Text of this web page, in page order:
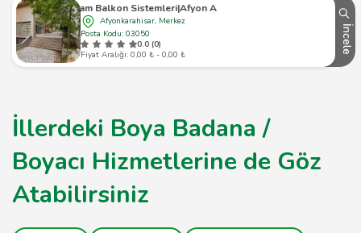
Cam Balkon Sistemleri|Afyon Alüminyum Doğrama | Afyon Alüminyum
Afyonkarahisar, Merkez
Posta Kodu: 03050
0.0 (0)
Fiyat Aralığı: 0,00 ₺ - 0,00 ₺
İncele
İllerdeki Boya Badana /
Boyacı Hizmetlerine de Göz
Atabilirsiniz